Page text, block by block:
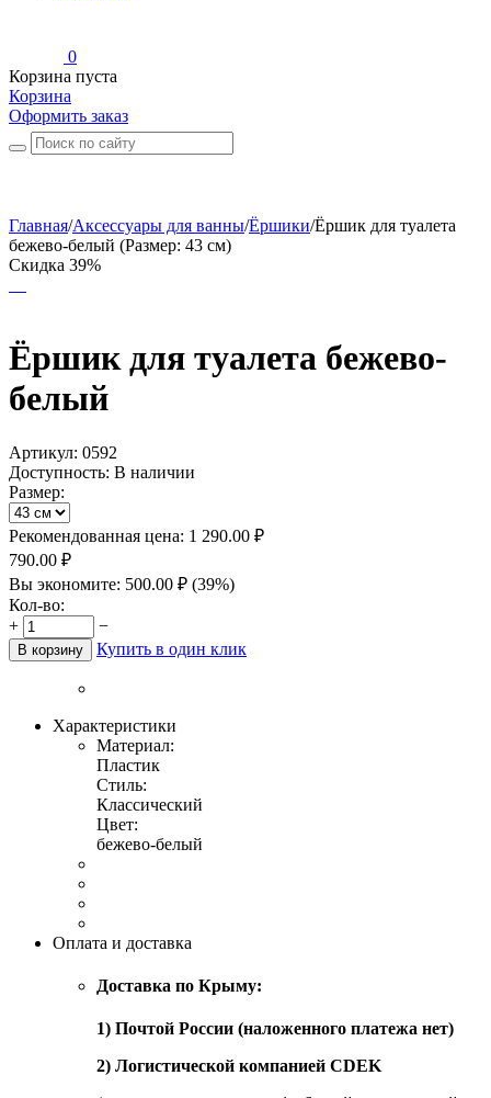
0
Корзина пуста
Корзина
Оформить заказ
Главная/Аксессуары для ванны/Ёршики/Ёршик для туалета
бежево-белый (Размер: 43 см)
Скидка 39%
Ёршик для туалета бежево-
белый
Артикул: 0592
Доступность: В наличии
Размер:
Рекомендованная цена: 1 290.00 ₽
790.00 ₽
Вы экономите: 500.00 ₽ (39%)
Кол-во:
+
−
В корзину Купить в один клик
Характеристики
Материал:
Пластик
Стиль:
Классический
Цвет:
бежево-белый
Оплата и доставка
Доставка по Крыму:
1) Почтой России (наложенного платежа нет)
2) Логистической компанией CDEK